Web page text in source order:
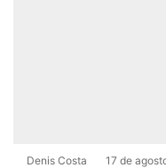
Denis Costa 17 de